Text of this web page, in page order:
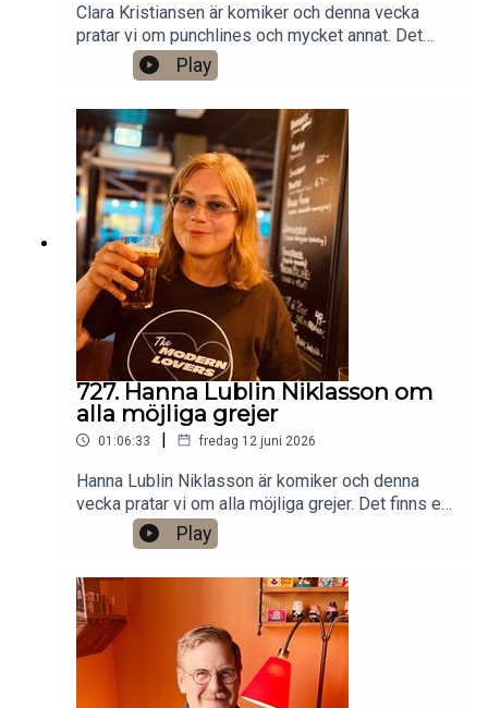
Clara Kristiansen är komiker och denna vecka
pratar vi om punchlines och mycket annat. Det
finns ett bonusavsnitt på 39 minuter för dig som
donerar valfri summa till den här podden på
Patreon:
https://www.patreon.com/arkivsamtalFestar! Ny
turné med Simon Gärdenfors och Anton
Magnusson 2026.Jag har andra standupgig i bl.a.
Stockholm. Min film Serietecknaren finns nu på
VHS SF
Anytime!https://www.gardenfors.comSwish:
0760724728X: @gardenforsInstagram:
@gardenfors
Play
727. Hanna Lublin Niklasson om
alla möjliga grejer
01:06:33 | fredag 12 juni 2026
Hanna Lublin Niklasson är komiker och denna
vecka pratar vi om alla möjliga grejer. Det finns ett
bonusavsnitt på 46 minuter för dig som donerar
valfri summa till den här podden på Patreon:
https://www.patreon.com/arkivsamtalFestar! Ny
turné med Simon Gärdenfors och Anton
Magnusson 2026.Jag har andra standupgig i bl.a.
Stockholm. Min film Serietecknaren finns nu på
VHS SF
Anytime!https://www.gardenfors.comSwish:
Play